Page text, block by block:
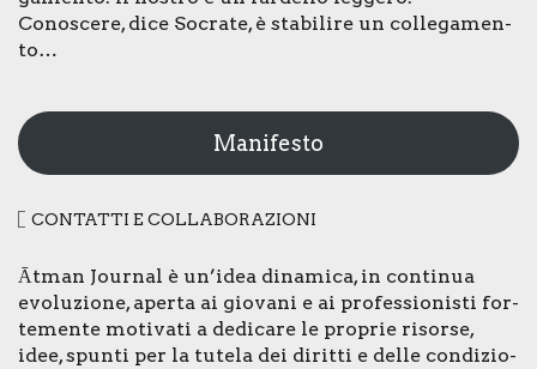
Cono­sce­re, dice Socra­te, è sta­bi­li­re un col­le­ga­men­
to…
Manifesto
CON­TAT­TI E COL­LA­BO­RA­ZIO­NI
Ātman Jour­nal è un’idea dina­mi­ca, in con­ti­nua
evo­lu­zio­ne, aper­ta ai gio­va­ni e ai pro­fes­sio­ni­sti for­
te­men­te moti­va­ti a dedi­ca­re le pro­prie risor­se,
idee, spun­ti per la tute­la dei dirit­ti e del­le con­di­zio­